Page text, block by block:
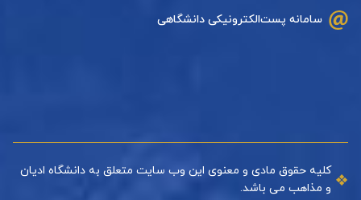
سامانه پست‌الکترونیکی دانشگاهی
کلیه حقوق مادی و معنوی این وب سایت متعلق به دانشگاه ادیان
و مذاهب می باشد.